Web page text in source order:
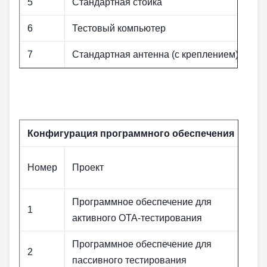
6 Тестовый компьютер
7 Стандартная антенна (с креплением)
Конфигурация программного обеспечения
Номер Проект
1
Программное обеспечение для
активного OTA-тестирования
2
Программное обеспечение для
пассивного тестирования